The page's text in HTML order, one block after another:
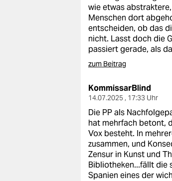
wie etwas
Menschen dort
entscheiden, ob das
nicht. Lasst doch die
passiert gerade, als
zum Beitrag
KommissarBlind
14.07.2025 , 17:33 Uhr
Die PP als
hat mehrfach betont,
Vox besteht. In
zusammen, und
Zensur in Kunst und
Bibliotheken...fällt die
Spanien eines der